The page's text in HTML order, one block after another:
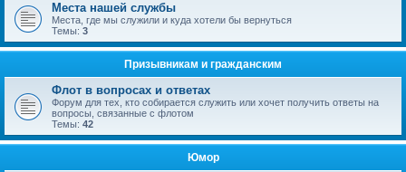
Места нашей службы
Места, где мы служили и куда хотели бы вернуться
Темы: 3
Призывникам и гражданским
Флот в вопросах и ответах
Форум для тех, кто собирается служить или хочет получить ответы на
вопросы, связанные с флотом
Темы: 42
Юмор